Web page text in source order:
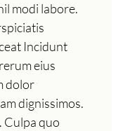
modi labore.
Incidunt
eius
dolor
dignissimos.
Culpa quo